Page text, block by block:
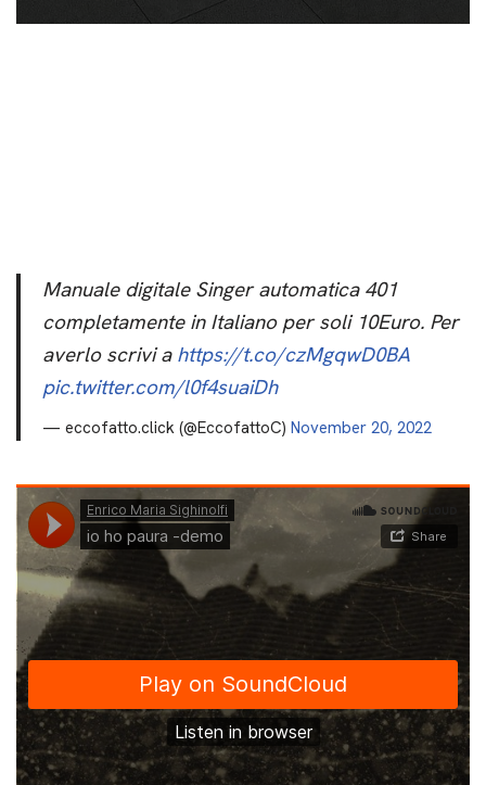
Manuale digitale Singer automatica 401
completamente in Italiano per soli 10Euro. Per
averlo scrivi a https://t.co/czMgqwD0BA
pic.twitter.com/l0f4suaiDh
— eccofatto.click (@EccofattoC) November 20, 2022